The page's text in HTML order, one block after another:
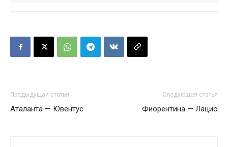
Предыдущая статья
Аталанта — Ювентус
Следующая статья
Фиорентина — Лацио